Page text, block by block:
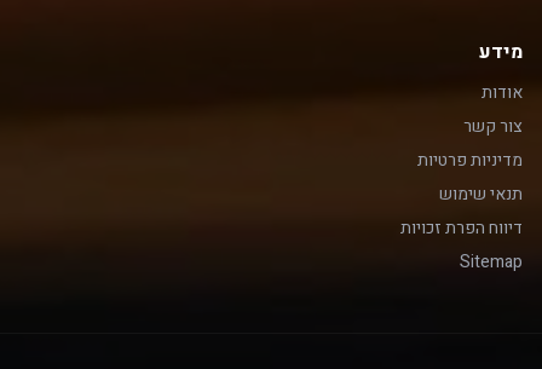
מידע
אודות
צור קשר
מדיניות פרטיות
תנאי שימוש
דיווח הפרת זכויות
Sitemap